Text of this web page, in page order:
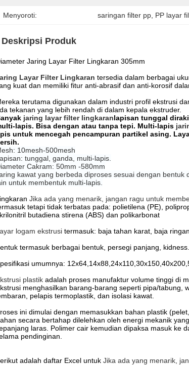
Menyoroti: saringan filter pp PP layar
Deskripsi Produk
Jaring Layar Filter Lingkaran 305mm
Layar Filter Lingkaran tersedia dalam berbagai
kuat dan memiliki fitur anti-abrasif dan anti-korosif
terutama digunakan dalam industri profil ekstrusi
tekanan yang lebih rendah di dalam kepala ekstruder.
jaring layar filter lingkaranlapisan tunggal
lapis. Bisa dengan atau tanpa tepi. Multi-lapis
untuk mencegah pencampuran partikel asing.
10mesh-500mesh
tunggal, ganda, multi-lapis.
Cakram: 50mm -580mm
kawat yang berbeda diproses sesuai dengan
untuk membentuk multi-lapis.
Jika ada yang menarik, jangan ragu untuk
tetapi tidak terbatas pada: polietilena (PE),
butadiena stirena (ABS) dan polikarbonat
logam ekstrusi termasuk: baja tahan karat, baja
termasuk berbagai bentuk, persegi panjang, kidness...
umumnya:
plastik adalah proses manufaktur volume tinggi di
menghasilkan barang-barang seperti pipa/tabung,
pelapis termoplastik, dan isolasi kawat.
ini dimulai dengan memasukkan bahan plastik
secara bertahap dilelehkan oleh energi mekanik
laras. Polimer cair kemudian dipaksa masuk ke
pendinginan.
adalah daftar Excel untuk Jika ada yang menarik,